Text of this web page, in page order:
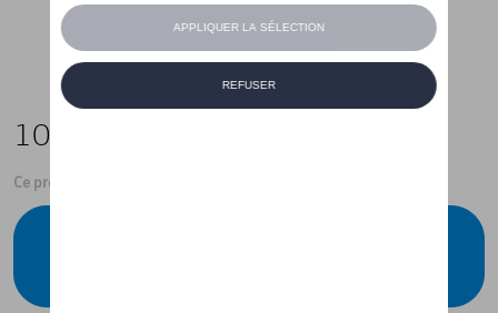
109,00 €
Ce produit n'est actuellement pas de stock